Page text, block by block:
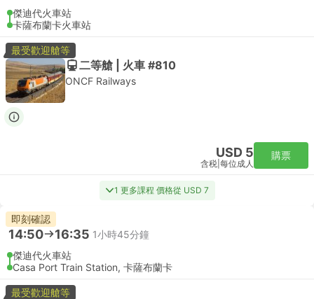
傑迪代火車站
卡薩布蘭卡火車站
最受歡迎艙等
二等艙 | 火車 #810
ONCF Railways
USD 5
含税 每位成人
購票
1 更多課程 價格從 USD 7
即刻確認
14:50 16:35 1小時45分鐘
傑迪代火車站
Casa Port Train Station, 卡薩布蘭卡
最受歡迎艙等